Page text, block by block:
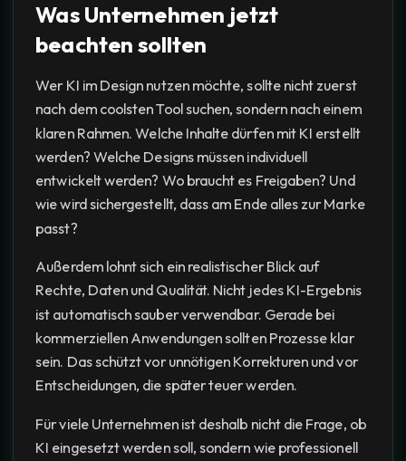
Was Unternehmen jetzt
beachten sollten
Wer KI im Design nutzen möchte, sollte nicht zuerst
nach dem coolsten Tool suchen, sondern nach einem
klaren Rahmen. Welche Inhalte dürfen mit KI erstellt
werden? Welche Designs müssen individuell
entwickelt werden? Wo braucht es Freigaben? Und
wie wird sichergestellt, dass am Ende alles zur Marke
passt?
Außerdem lohnt sich ein realistischer Blick auf
Rechte, Daten und Qualität. Nicht jedes KI-Ergebnis
ist automatisch sauber verwendbar. Gerade bei
kommerziellen Anwendungen sollten Prozesse klar
sein. Das schützt vor unnötigen Korrekturen und vor
Entscheidungen, die später teuer werden.
Für viele Unternehmen ist deshalb nicht die Frage, ob
KI eingesetzt werden soll, sondern wie professionell